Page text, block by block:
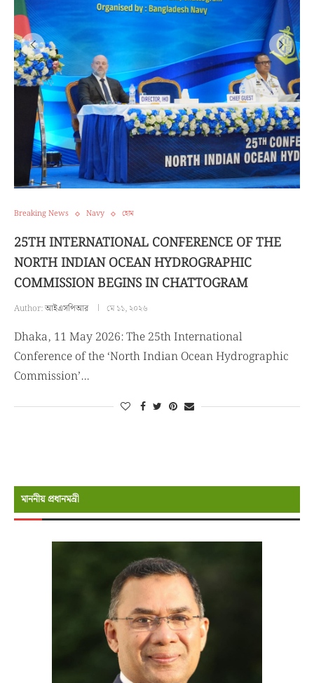
Breaking News Navy হোম
25TH INTERNATIONAL CONFERENCE OF THE
NORTH INDIAN OCEAN HYDROGRAPHIC
COMMISSION BEGINS IN CHATTOGRAM
Author:আইএসপিআর মে ১১, ২০২৬
Dhaka, 11 May 2026: The 25th International
Conference of the ‘North Indian Ocean Hydrographic
Commission’…
মাননীয় প্রধানমন্রী